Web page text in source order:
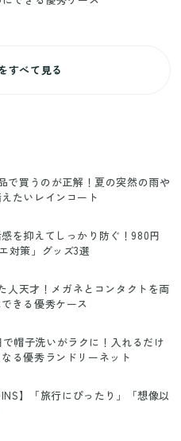
すべて見る
で買うのが正解！夏の突然の雨や
たいレインコート
感を抑えてしっかり防ぐ！980円
対策」グッズ3選
人天才！メガネとコンタクトを両
きる優秀ケース
で帽子洗いがラクに！入れるだけ
る優秀ランドリーネット
】「旅行にぴったり」「想像以